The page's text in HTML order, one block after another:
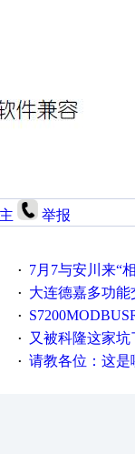
举报
· 7月7与安川来“
· 大连德嘉多功能
·
· 又被科隆这家坑
· 请教各位：这是